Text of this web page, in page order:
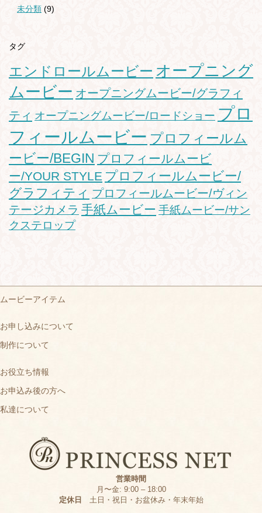
未分類 (9)
タグ
エンドロールムービー オープニング
ムービー オープニングムービー/グラフィ
ティ オープニングムービー/ロードショー プロ
フィールムービー プロフィールム
ービー/BEGIN プロフィールムービ
ー/YOUR STYLE プロフィールムービー/
グラフィティ プロフィールムービー/ヴィン
テージカメラ 手紙ムービー 手紙ムービー/サン
クステロップ
ムービーアイテム
お申し込みについて
制作について
お役立ち情報
お申込み後の方へ
私達について
営業時間
月〜金: 9:00 – 18:00
定休日
土日・祝日・お盆休み・年末年始